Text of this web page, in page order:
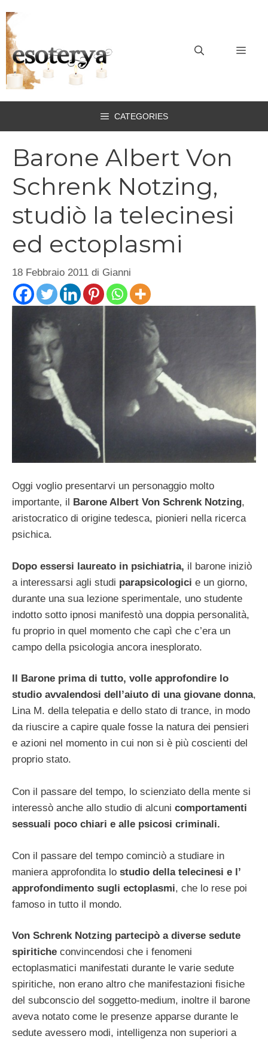
al
contenuto
CATEGORIES
Barone Albert Von
Schrenk Notzing,
studiò la telecinesi
ed ectoplasmi
18 Febbraio 2011 di Gianni
Oggi voglio presentarvi un personaggio molto
importante, il Barone Albert Von Schrenk Notzing,
aristocratico di origine tedesca, pionieri nella ricerca
psichica.
Dopo essersi laureato in psichiatria, il barone iniziò
a interessarsi agli studi parapsicologici e un giorno,
durante una sua lezione sperimentale, uno studente
indotto sotto ipnosi manifestò una doppia personalità,
fu proprio in quel momento che capì che c’era un
campo della psicologia ancora inesplorato.
Il Barone prima di tutto, volle approfondire lo
studio avvalendosi dell’aiuto di una giovane donna,
Lina M. della telepatia e dello stato di trance, in modo
da riuscire a capire quale fosse la natura dei pensieri
e azioni nel momento in cui non si è più coscienti del
proprio stato.
Con il passare del tempo, lo scienziato della mente si
interessò anche allo studio di alcuni comportamenti
sessuali poco chiari e alle psicosi criminali.
Con il passare del tempo cominciò a studiare in
maniera approfondita lo studio della telecinesi e l’
approfondimento sugli ectoplasmi, che lo rese poi
famoso in tutto il mondo.
Von Schrenk Notzing partecipò a diverse sedute
spiritiche convincendosi che i fenomeni
ectoplasmatici manifestati durante le varie sedute
spiritiche, non erano altro che manifestazioni fisiche
del subconscio del soggetto-medium, inoltre il barone
aveva notato come le presenze apparse durante le
sedute avessero modi, intelligenza non superiori a